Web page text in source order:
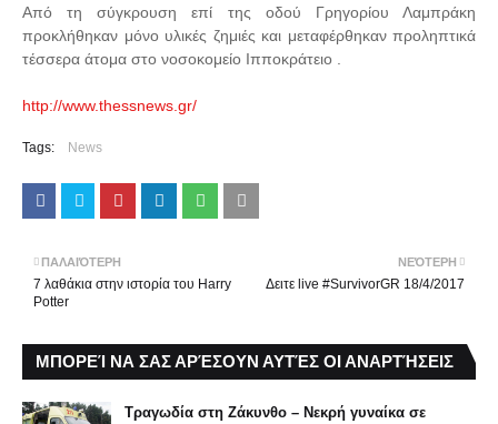
Από τη σύγκρουση επί της οδού Γρηγορίου Λαμπράκη
προκλήθηκαν μόνο υλικές ζημιές και μεταφέρθηκαν προληπτικά
τέσσερα άτομα στο νοσοκομείο Ιπποκράτειο .
http://www.thessnews.gr/
Tags: News
ΝΕΌΤΕΡΗ
Δειτε live #SurvivorGR 18/4/2017
ΠΑΛΑΙΌΤΕΡΗ
7 λαθάκια στην ιστορία του Harry
Potter
ΜΠΟΡΕΊ ΝΑ ΣΑΣ ΑΡΈΣΟΥΝ ΑΥΤΈΣ ΟΙ ΑΝΑΡΤΉΣΕΙΣ
Τραγωδία στη Ζάκυνθο – Νεκρή γυναίκα σε